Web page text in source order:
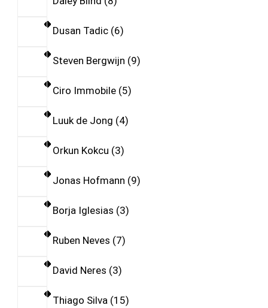
Dusan Tadic 6
Steven Bergwijn 9
Ciro Immobile 5
Luuk de Jong 4
Orkun Kokcu 3
Jonas Hofmann 9
Borja Iglesias 3
Ruben Neves 7
David Neres 3
Thiago Silva 15